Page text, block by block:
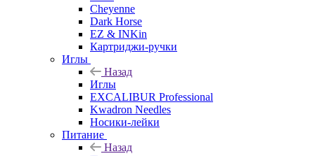
Cheyenne
Dark Horse
EZ & INKin
Картриджи-ручки
Иглы
Назад
Иглы
EXCALIBUR Professional
Kwadron Needles
Носики-лейки
Питание
Назад